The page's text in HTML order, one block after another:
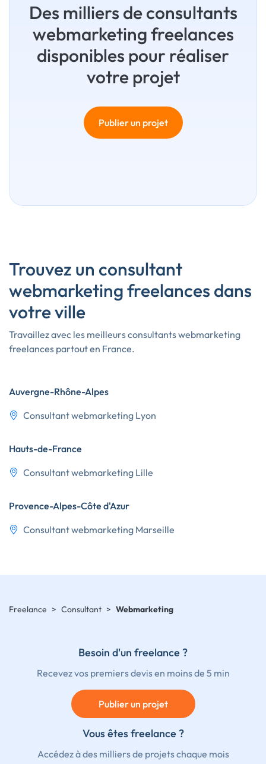
Des milliers de consultants
webmarketing freelances
disponibles pour réaliser
votre projet
Publier un projet
Trouvez un consultant
webmarketing freelances dans
votre ville
Travaillez avec les meilleurs consultants webmarketing
freelances partout en France.
Auvergne-Rhône-Alpes
Consultant webmarketing Lyon
Hauts-de-France
Consultant webmarketing Lille
Provence-Alpes-Côte d'Azur
Consultant webmarketing Marseille
Freelance > Consultant > Webmarketing
Besoin d'un freelance ?
Recevez vos premiers devis en moins de 5 min
Publier un projet
Vous êtes freelance ?
Accédez à des milliers de projets chaque mois